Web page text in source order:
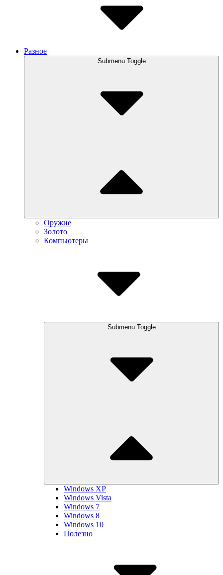
Разное
Submenu Toggle
Оружие
Золото
Компьютеры
Submenu Toggle
Windows XP
Windows Vista
Windows 7
Windows 8
Windows 10
Полезно